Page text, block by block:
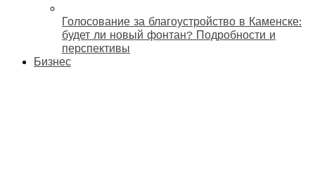
Голосование за благоустройство в Каменске:
будет ли новый фонтан? Подробности и
перспективы
Бизнес